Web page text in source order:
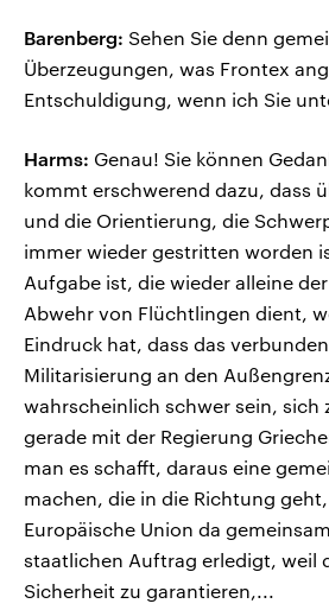
Barenberg: Sehen Sie denn
Überzeugungen, was Frontex
Entschuldigung, wenn ich Sie
Harms: Genau! Sie können
kommt erschwerend dazu, dass
und die Orientierung, die
immer wieder gestritten worden
Aufgabe ist, die wieder alleine
Abwehr von Flüchtlingen dient,
Eindruck hat, dass das
Militarisierung an den
wahrscheinlich schwer sein, sich
gerade mit der Regierung
man es schafft, daraus eine
machen, die in die Richtung
Europäische Union da
staatlichen Auftrag erledigt, weil
Sicherheit zu garantieren,...